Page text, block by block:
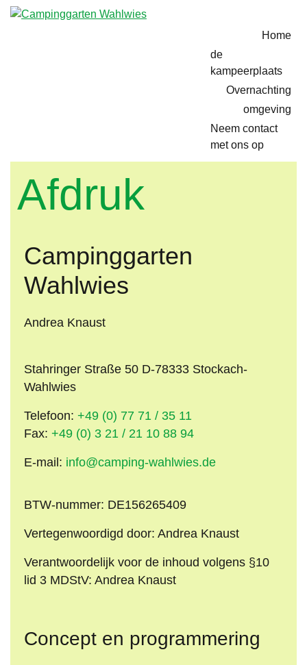
Home
de
kampeerplaats
Overnachting
omgeving
Neem contact
met ons op
Afdruk
Campinggarten
Wahlwies
Andrea Knaust
Stahringer Straße 50 D-78333 Stockach-
Wahlwies
Telefoon: +49 (0) 77 71 / 35 11
Fax: +49 (0) 3 21 / 21 10 88 94
E-mail: info@camping-wahlwies.de
BTW-nummer: DE156265409
Vertegenwoordigd door: Andrea Knaust
Verantwoordelijk voor de inhoud volgens §10
lid 3 MDStV: Andrea Knaust
Concept en programmering